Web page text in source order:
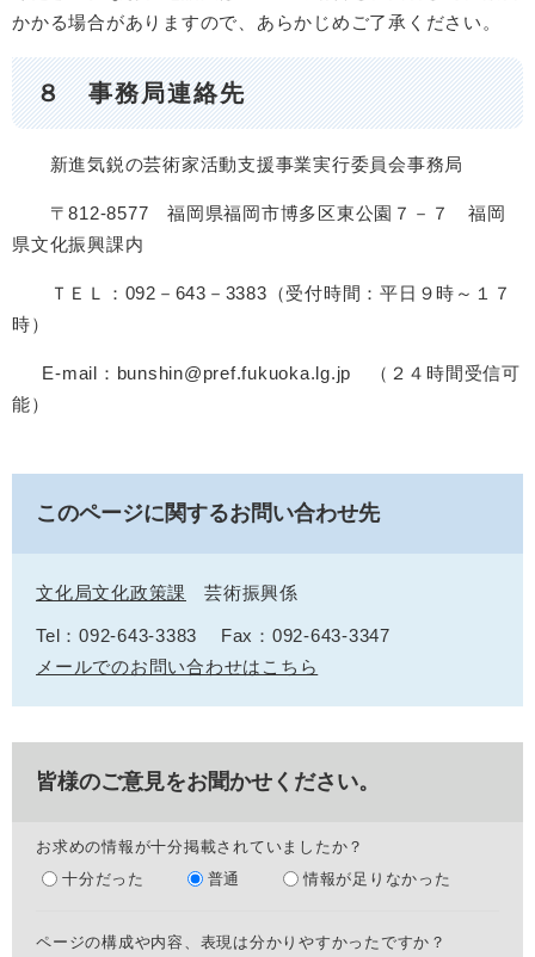
かかる場合がありますので、あらかじめご了承ください。
８ 事務局連絡先
新進気鋭の芸術家活動支援事業実行委員会事務局
〒812-8577 福岡県福岡市博多区東公園７－７ 福岡
県文化振興課内
ＴＥＬ：092－643－3383（受付時間：平日９時～１７
時）
E-mail：bunshin@pref.fukuoka.lg.jp （２４時間受信可
能）
このページに関するお問い合わせ先
文化局文化政策課 芸術振興係
Tel：092-643-3383
Fax：092-643-3347
メールでのお問い合わせはこちら
皆様のご意見をお聞かせください。
お求めの情報が十分掲載されていましたか？
十分だった
普通 情報が足りなかった
ページの構成や内容、表現は分かりやすかったですか？